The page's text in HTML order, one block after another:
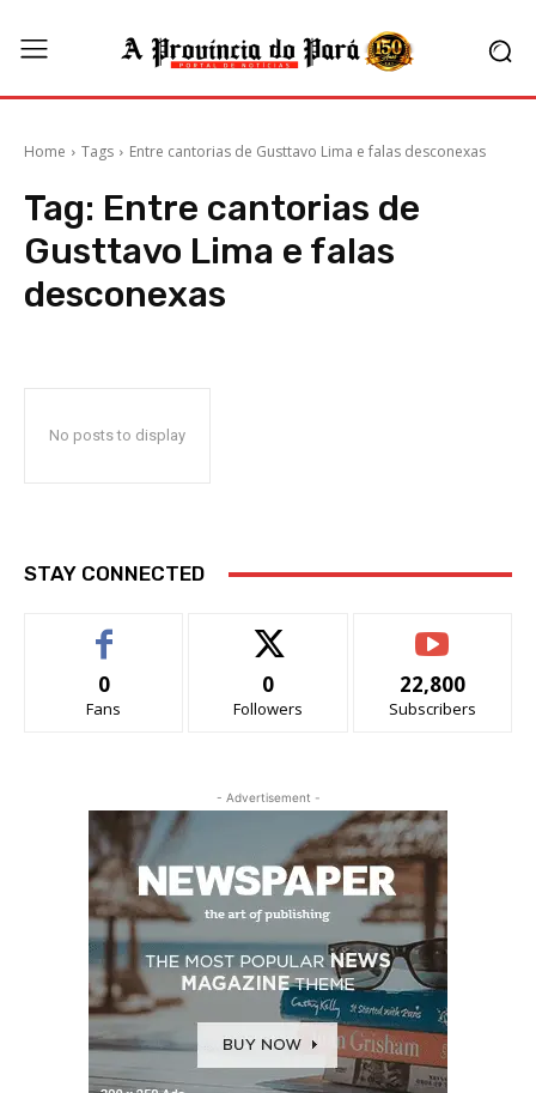
Home Tags Entre cantorias de Gusttavo Lima e falas desconexas
Tag: Entre cantorias de
Gusttavo Lima e falas
desconexas
No posts to display
STAY CONNECTED
0
Fans
0
Followers
22,800
Subscribers
- Advertisement -